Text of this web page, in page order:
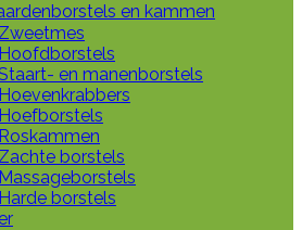
en kammen
Zweetmes
Hoofdborstels
en manenborstels
Hoevenkrabbers
Hoefborstels
Roskammen
Zachte borstels
Massageborstels
Harde borstels